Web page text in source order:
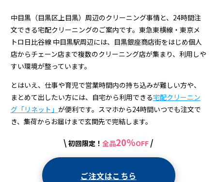
ー
ニ
ン
グ
店
＆
宅
中目黒（目黒区上目黒）周辺のクリーニング事情と、24時間注
文できる宅配クリーニングのご案内です。東急東横線・東京メ
トロ日比谷線 中目黒駅周辺には、目黒銀座商店街をはじめ個人
店からチェーン店まで複数のクリーニング店が集まり、利用しや
すい環境が整っています。
とはいえ、仕事や育児で営業時間内の持ち込みが難しい方や、
まとめて出したい方には、自宅から利用できる宅配クリーニン
グ「リネット」 が便利です。スマホから24時間いつでも注文で
き、集荷からお届けまで玄関先で完結します。
\ 初回限定！ 全品20%OFF /
ご注文はこちら